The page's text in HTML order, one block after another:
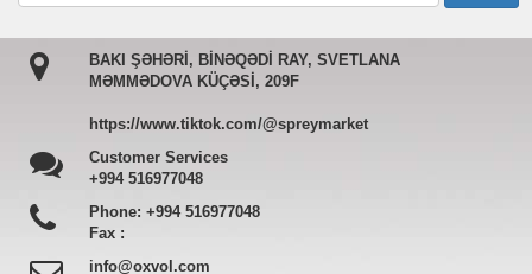
BAKI ŞƏHƏRİ, BİNƏQƏDİ RAY, SVETLANA
MƏMMƏDOVA KÜÇƏSİ, 209F
https://www.tiktok.com/@spreymarket
Customer Services
+994 516977048
Phone: +994 516977048
Fax :
info@oxvol.com